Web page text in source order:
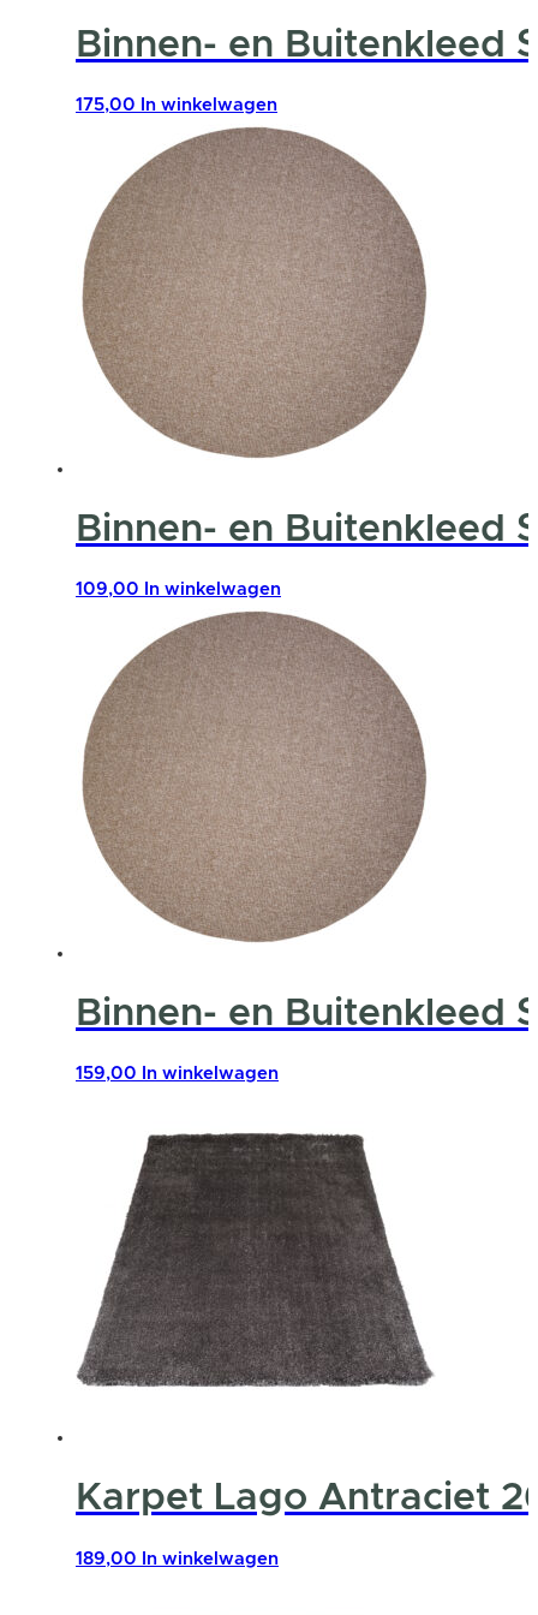
Binnen- en Buitenkleed
175,00 In winkelwagen
Binnen- en Buitenkleed
109,00 In winkelwagen
Binnen- en Buitenkleed
159,00 In winkelwagen
Karpet Lago Antraciet
189,00 In winkelwagen